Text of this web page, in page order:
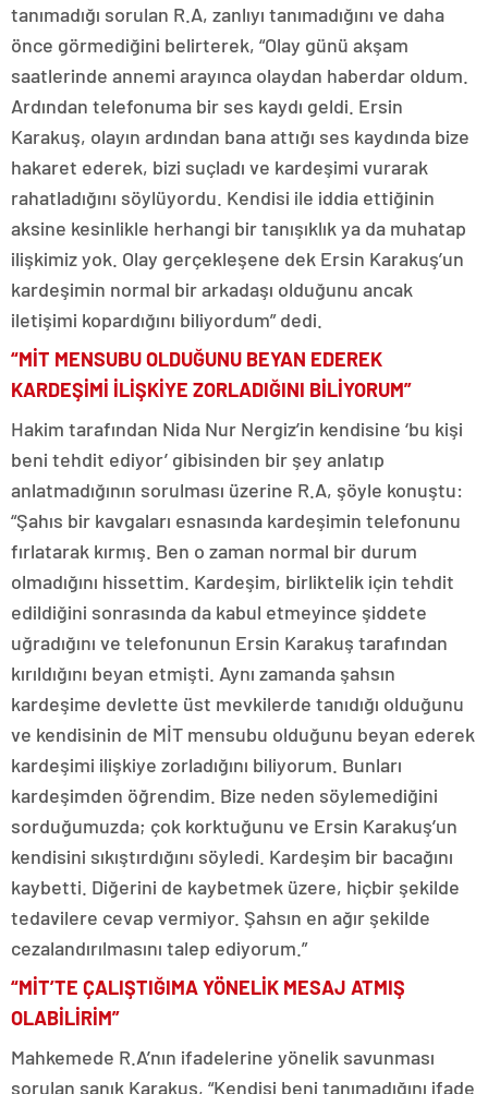
tanımadığı sorulan R.A, zanlıyı tanımadığını ve daha
önce görmediğini belirterek, “Olay günü akşam
saatlerinde annemi arayınca olaydan haberdar oldum.
Ardından telefonuma bir ses kaydı geldi. Ersin
Karakuş, olayın ardından bana attığı ses kaydında bize
hakaret ederek, bizi suçladı ve kardeşimi vurarak
rahatladığını söylüyordu. Kendisi ile iddia ettiğinin
aksine kesinlikle herhangi bir tanışıklık ya da muhatap
ilişkimiz yok. Olay gerçekleşene dek Ersin Karakuş’un
kardeşimin normal bir arkadaşı olduğunu ancak
iletişimi kopardığını biliyordum” dedi.
“MİT MENSUBU OLDUĞUNU BEYAN EDEREK
KARDEŞİMİ İLİŞKİYE ZORLADIĞINI BİLİYORUM”
Hakim tarafından Nida Nur Nergiz’in kendisine ‘bu kişi
beni tehdit ediyor’ gibisinden bir şey anlatıp
anlatmadığının sorulması üzerine R.A, şöyle konuştu:
“Şahıs bir kavgaları esnasında kardeşimin telefonunu
fırlatarak kırmış. Ben o zaman normal bir durum
olmadığını hissettim. Kardeşim, birliktelik için tehdit
edildiğini sonrasında da kabul etmeyince şiddete
uğradığını ve telefonunun Ersin Karakuş tarafından
kırıldığını beyan etmişti. Aynı zamanda şahsın
kardeşime devlette üst mevkilerde tanıdığı olduğunu
ve kendisinin de MİT mensubu olduğunu beyan ederek
kardeşimi ilişkiye zorladığını biliyorum. Bunları
kardeşimden öğrendim. Bize neden söylemediğini
sorduğumuzda; çok korktuğunu ve Ersin Karakuş’un
kendisini sıkıştırdığını söyledi. Kardeşim bir bacağını
kaybetti. Diğerini de kaybetmek üzere, hiçbir şekilde
tedavilere cevap vermiyor. Şahsın en ağır şekilde
cezalandırılmasını talep ediyorum.”
“MİT’TE ÇALIŞTIĞIMA YÖNELİK MESAJ ATMIŞ
OLABİLİRİM”
Mahkemede R.A’nın ifadelerine yönelik savunması
sorulan sanık Karakuş, “Kendisi beni tanımadığını ifade